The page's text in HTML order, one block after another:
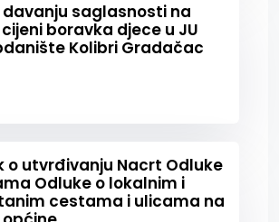
davanju saglasnosti na
boravka djece u JU
Kolibri Gradačac
o utvrđivanju Nacrt Odluke
Odluke o lokalnim i
cestama i ulicama na